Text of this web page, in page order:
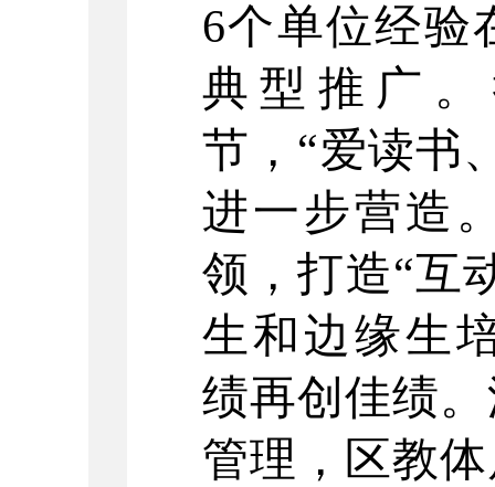
6个单位经验
典型推广
节，“爱读书
进一步营造
领，打造“互
生和边缘生
绩再创佳绩
管理，区教